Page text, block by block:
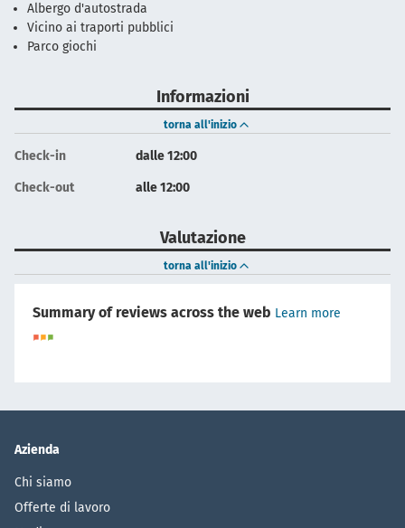
Albergo d'autostrada
Vicino ai traporti pubblici
Parco giochi
Informazioni
torna all'inizio
Check-in dalle 12:00
Check-out alle 12:00
Valutazione
torna all'inizio
Summary of reviews across the web Learn more
Azienda
Chi siamo
Offerte di lavoro